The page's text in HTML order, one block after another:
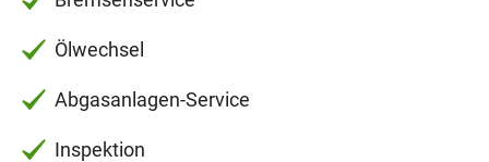
Ölwechsel
Abgasanlagen-Service
Inspektion